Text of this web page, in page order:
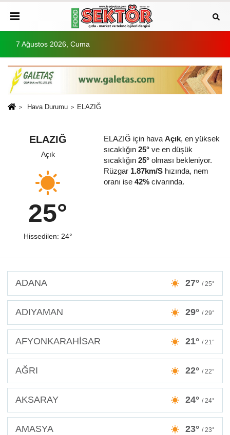
7 Ağustos 2026, Cuma
Hava Durumu ELAZIĞ
ELAZIĞ
Açık
25°
Hissedilen: 24°
ELAZIĞ için hava Açık, en yüksek
sıcaklığın 25°ve en düşük
sıcaklığın 25°olması bekleniyor.
Rüzgar 1.87km/Shızında, nem
oranı ise 42%civarında.
ADANA 27° / 25°
ADIYAMAN 29° / 29°
AFYONKARAHİSAR 21° / 21°
AĞRI 22° / 22°
AKSARAY 24° / 24°
AMASYA 23° / 23°